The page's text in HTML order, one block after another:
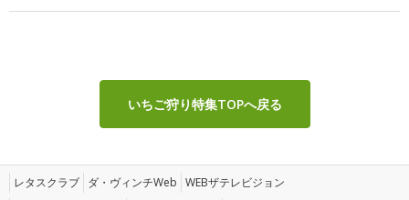
いちご狩り特集TOPへ戻る
レタスクラブ ダ・ヴィンチWeb WEBザテレビジョン